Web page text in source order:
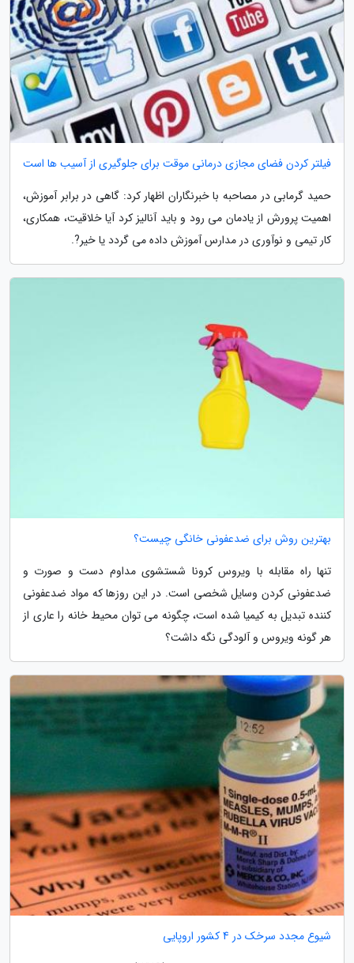
فیلتر کردن فضای مجازی درمانی موقت برای جلوگیری از آسیب ها است
حمید گرمابی در مصاحبه با خبرنگاران اظهار کرد: گاهی در برابر آموزش،
اهمیت پرورش از یادمان می رود و باید آنالیز کرد آیا خلاقیت، همکاری،
کار تیمی و نوآوری در مدارس آموزش داده می گردد یا خیر?.
بهترین روش برای ضدعفونی خانگی چیست؟
تنها راه مقابله با ویروس کرونا شستشوی مداوم دست و صورت و
ضدعفونی کردن وسایل شخصی است. در این روزها که مواد ضدعفونی
کننده تبدیل به کیمیا شده است، چگونه می توان محیط خانه را عاری از
هر گونه ویروس و آلودگی نگه داشت؟
شیوع مجدد سرخک در 4 کشور اروپایی